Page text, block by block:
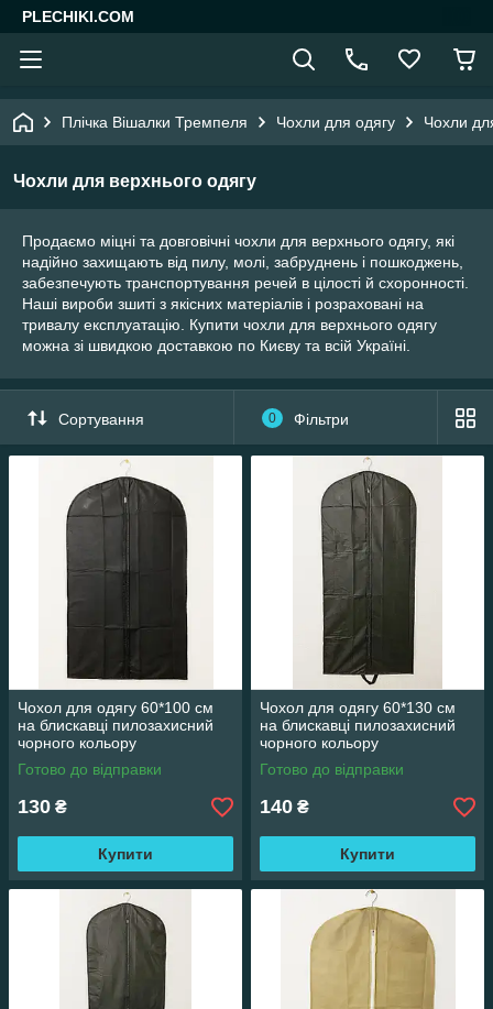
PLECHIKI.COM
Плічка Вішалки Тремпеля Чохли для одягу Чохли
Чохли для верхнього одягу
Продаємо міцні та довговічні чохли для верхнього одягу, які
надійно захищають від пилу, молі, забруднень і пошкоджень,
забезпечують транспортування речей в цілості й схоронності.
Наші вироби зшиті з якісних матеріалів і розраховані на
тривалу експлуатацію. Купити чохли для верхнього одягу
можна зі швидкою доставкою по Києву та всій Україні.
Сортування 0 Фільтри
Чохол для одягу 60*100 см
на блискавці пилозахисний
чорного кольору
Готово до відправки
130 ₴
Купити
Чохол для одягу 60*130 см
на блискавці пилозахисний
чорного кольору
Готово до відправки
140 ₴
Купити